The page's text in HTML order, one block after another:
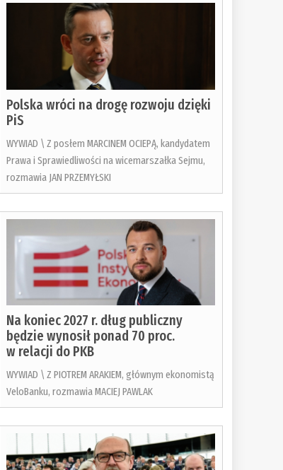
Polska wróci na drogę rozwoju dzięki
PiS
WYWIAD \ Z posłem MARCINEM OCIEPĄ, kandydatem
Prawa i Sprawiedliwości na wicemarszałka Sejmu,
rozmawia JAN PRZEMYŁSKI
Na koniec 2027 r. dług publiczny
będzie wynosił ponad 70 proc.
w relacji do PKB
WYWIAD \ Z PIOTREM ARAKIEM, głównym ekonomistą
VeloBanku, rozmawia MACIEJ PAWLAK